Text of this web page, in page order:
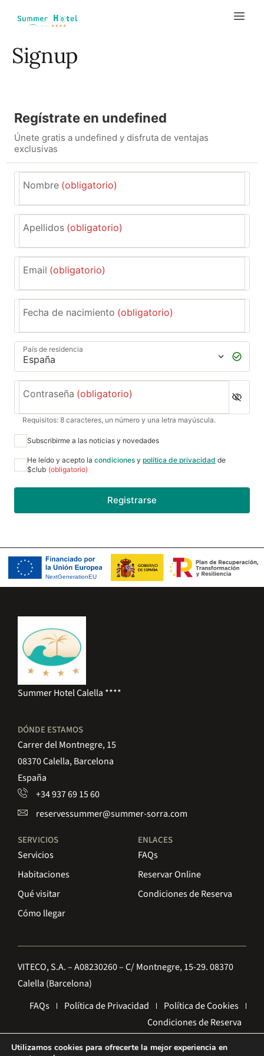
Signup
Regístrate en undefined
Únete gratis a undefined y disfruta de ventajas
exclusivas
Nombre (obligatorio)
Apellidos (obligatorio)
Email (obligatorio)
Fecha de nacimiento (obligatorio)
País de residencia
Contraseña (obligatorio)
Requisitos: 8 caracteres, un número y una letra mayúscula.
Subscribirme a las noticias y novedades
He leído y acepto la condiciones y política de privacidad de
$club (obligatorio)
Registrarse
Summer Hotel Calella ****
DÓNDE ESTAMOS
Carrer del Montnegre, 15
08370 Calella, Barcelona
España
+34 937 69 15 60
reservessummer@summer-sorra.com
SERVICIOS
Servicios
Habitaciones
Qué visitar
Cómo llegar
ENLACES
FAQs
Reservar Online
Condiciones de Reserva
VITECO, S.A. – A08230260 – C/ Montnegre, 15-29. 08370
Calella (Barcelona)
FAQs
Política de Privacidad
Política de Cookies
Condiciones de Reserva
Diseño Web porenricgomez Studio
Utilizamos cookies para ofrecerte la mejor experiencia en